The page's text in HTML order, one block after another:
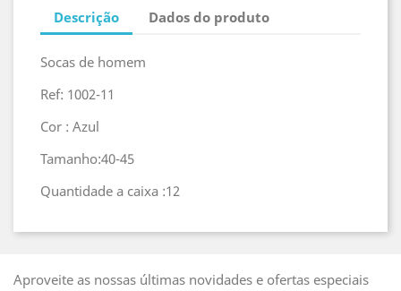
Descrição Dados do produto
Socas de homem
Ref: 1002-11
Cor : Azul
Tamanho:40-45
Quantidade a caixa :12
Aproveite as nossas últimas novidades e ofertas especiais